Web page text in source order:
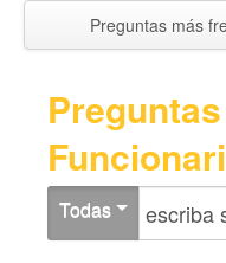
Preguntas más
Todas